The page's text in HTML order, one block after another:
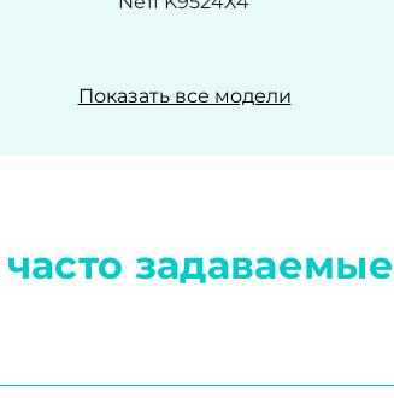
Показать все модели
часто задаваемые